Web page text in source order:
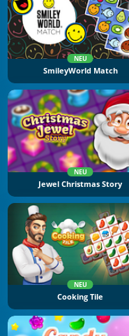
NEU
SmileyWorld Match
NEU
Jewel Christmas Story
NEU
Cooking Tile